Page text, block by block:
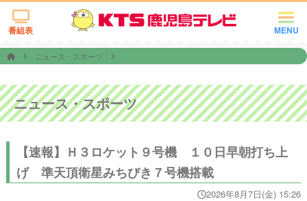
MENU
番組表
ニュース・スポーツ
ニュース・スポーツ
【速報】Ｈ３ロケット９号機 １０日早朝打ち上
げ 準天頂衛星みちびき７号機搭載
2026年8月7日(金) 15:26